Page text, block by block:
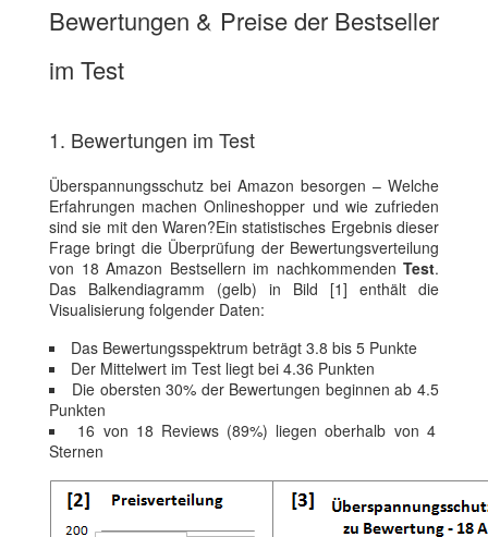
Bewertungen & Preise der Bestseller
im Test
1. Bewertungen im Test
Überspannungsschutz bei Amazon besorgen – Welche
Erfahrungen machen Onlineshopper und wie zufrieden
sind sie mit den Waren?Ein statistisches Ergebnis dieser
Frage bringt die Überprüfung der Bewertungsverteilung
von 18 Amazon Bestsellern im nachkommenden Test.
Das Balkendiagramm (gelb) in Bild [1] enthält die
Visualisierung folgender Daten:
Das Bewertungsspektrum beträgt 3.8 bis 5 Punkte
Der Mittelwert im Test liegt bei 4.36 Punkten
Die obersten 30% der Bewertungen beginnen ab 4.5
Punkten
16 von 18 Reviews (89%) liegen oberhalb von 4
Sternen